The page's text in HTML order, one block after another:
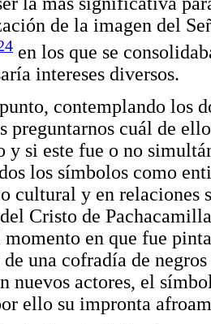
de la imagen del
en los que se
intereses diversos.
contemplando los
preguntarnos cuál de
y si este fue o no
los símbolos como
cultural y en relaciones
Cristo de
momento en que fue
una cofradía de
nuevos actores, el
ello su impronta